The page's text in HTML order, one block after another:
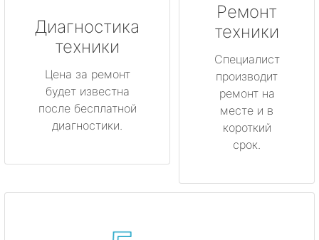
Диагностика
техники
Цена за ремонт
будет известна
после бесплатной
диагностики.
Ремонт
техники
Специалист
производит
ремонт на
месте и в
короткий
срок.